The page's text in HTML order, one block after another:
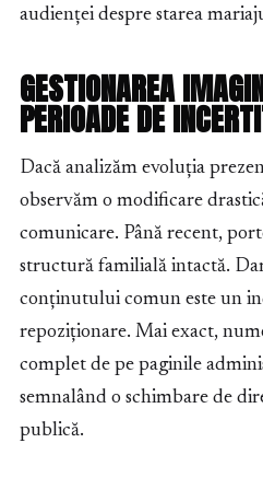
audienței despre starea
GESTIONAREA
PERIOADE DE
Dacă analizăm evoluția
observăm o modificare
comunicare. Până recent,
structură familială intactă.
conținutului comun este un
repoziționare. Mai exact,
complet de pe paginile
semnalând o schimbare de
publică.